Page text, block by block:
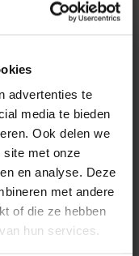
advertenties te
media te bieden
Ook delen we
site met onze
en analyse. Deze
met andere
of die ze hebben
hun services.